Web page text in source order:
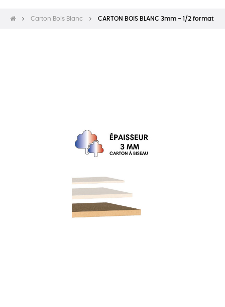
Carton Bois Blanc CARTON BOIS BLANC 3mm - 1/2 format